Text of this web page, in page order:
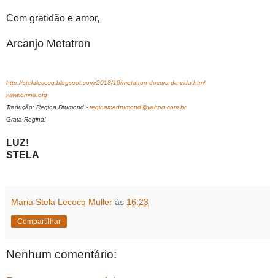
Com gratidão e amor,
Arcanjo Metatron
http://stelalecocq.blogspot.com/2013/10/metatron-docura-da-vida.html
www.omna.org
Tradução: Regina Drumond - reginamadrumond@yahoo.com.br
Grata Regina!
LUZ!
STELA
Maria Stela Lecocq Muller às 16:23
Compartilhar
Nenhum comentário: